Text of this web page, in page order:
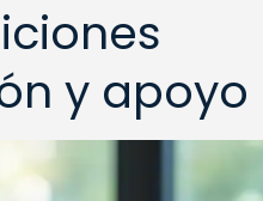
y apoyo